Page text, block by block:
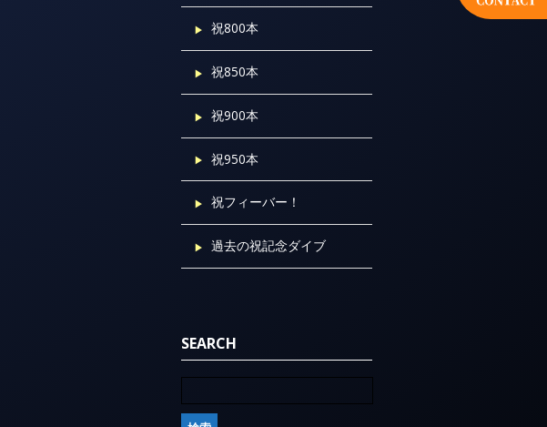
祝800本
祝850本
祝900本
祝950本
祝フィーバー！
過去の祝記念ダイブ
SEARCH